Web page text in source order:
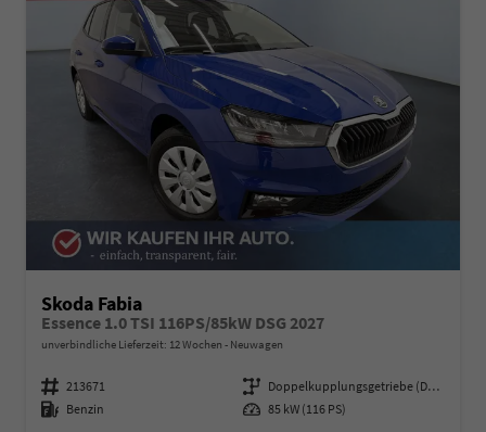
Skoda Fabia
Essence 1.0 TSI 116PS/85kW DSG 2027
unverbindliche Lieferzeit: 12 Wochen Neuwagen
Fahrzeugnummer 213671 Getriebe
Doppelkupplungsgetriebe (DSG)
Kraftstoff Benzin Leistung 85 kW (116 PS)